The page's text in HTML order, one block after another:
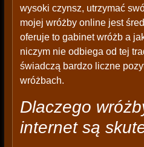
wysoki czynsz, utrzymać
mojej wróżby online jest
oferuje to gabinet wróżb a
niczym nie odbiega od tej
świadczą bardzo liczne
wróżbach.
Dlaczego
internet są